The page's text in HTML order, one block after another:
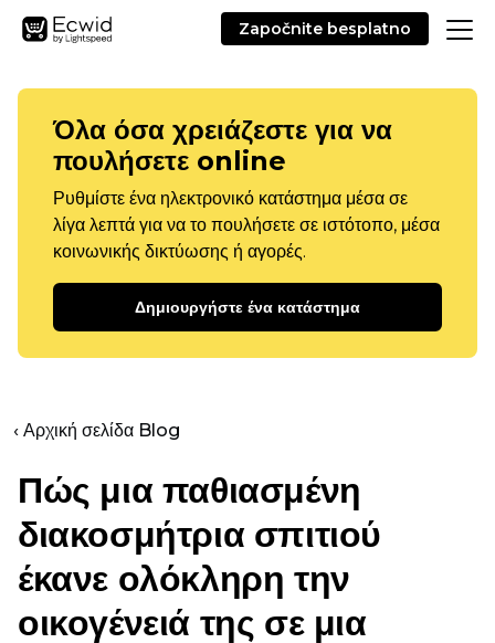
Započnite besplatno
Όλα όσα χρειάζεστε για να
πουλήσετε online
Ρυθμίστε ένα ηλεκτρονικό κατάστημα μέσα σε
λίγα λεπτά για να το πουλήσετε σε ιστότοπο, μέσα
κοινωνικής δικτύωσης ή αγορές.
Δημιουργήστε ένα κατάστημα
‹ Αρχική σελίδα Blog
Πώς μια παθιασμένη
διακοσμήτρια σπιτιού
έκανε ολόκληρη την
οικογένειά της σε μια